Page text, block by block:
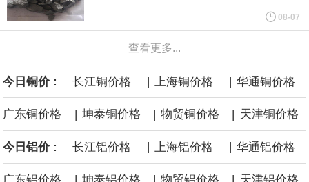
美国国会预算办公室（CBO）于当地时间5日发布报告称，美国海军
计划建造的15艘核动力“特朗普级”（Trump-class）战列舰，从研发
到采购的总费用可能高达2750亿美元，为美国有史以来最昂贵的水
面战舰项目之一。 根据CBO的初步估算，首舰造价约234亿美元，
后续14艘平均每艘约180亿美元。
08-07
查看更多...
今日铜价 : 长江铜价格 | 上海铜价格 | 华通铜价格
广东铜价格 | 坤泰铜价格 | 物贸铜价格 | 天津铜价格
今日铝价 : 长江铝价格 上海铝价格 华通铝价格